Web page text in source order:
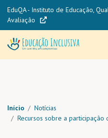
EduQA - Instituto de Educação,
Avaliação
Início
Notícias
Recursos sobre a participação